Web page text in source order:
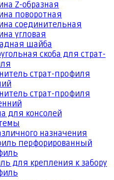
Z-образная
поворотная
соединительная
угловая
шайба
скоба для страт-
страт-профиля
страт-профиля
для консолей
назначения
перфорированный
для крепления к забору